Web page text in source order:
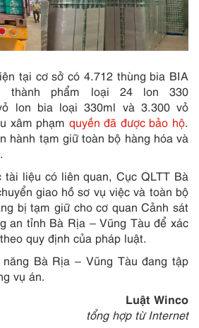
tại cơ sở có 4.712 thùng bia BIA
thành phẩm loại 24 lon 330
lon bia loại 330ml và 3.300 vỏ
xâm phạm quyền đã được bảo hộ.
hành tạm giữ toàn bộ hàng hóa và
tài liệu có liên quan, Cục QLTT Bà
giao hồ sơ vụ việc và toàn bộ
bị tạm giữ cho cơ quan Cảnh sát
an tỉnh Bà Rịa – Vũng Tàu để xác
quy định của pháp luật.
Bà Rịa – Vũng Tàu đang tập
vụ án.
Luật Winco
tổng hợp từ Internet